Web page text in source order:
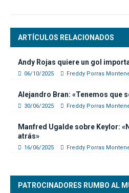
ARTÍCULOS RELACIONADOS
Andy Rojas quiere un gol
06/10/2025 Freddy Porras
Alejandro Bran: «Tenemos que
30/06/2025 Freddy Porras
Manfred Ugalde sobre Keylor:
atrás»
16/06/2025 Freddy Porras
PATROCINADORES RUMBO AL